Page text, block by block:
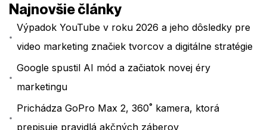
Najnovšie články
Výpadok YouTube v roku 2026 a jeho dôsledky pre
video marketing značiek tvorcov a digitálne stratégie
Google spustil AI mód a začiatok novej éry
marketingu
Prichádza GoPro Max 2, 360˚ kamera, ktorá
prepisuje pravidlá akčných záberov